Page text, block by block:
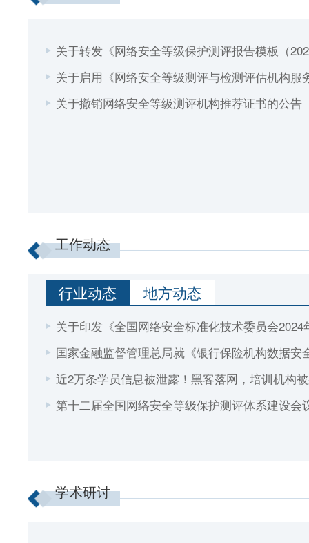
关于转发《网络安全等级保护测评报告模板（
关于启用《网络安全等级测评与检测评估机构服
告
关于撤销网络安全等级测评机构推荐证书的公告
工作动态
行业动态 地方动态
关于印发《全国网络安全标准化技术委员会2024
的通知
国家金融监督管理总局就《银行保险机构数据安
求意见稿）》公开征求意见
近2万条学员信息被泄露！黑客落网，培训机构
第十二届全国网络安全等级保护测评体系建设会
学术研讨